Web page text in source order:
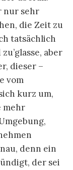
nur sehr
die Zeit zu
tatsächlich
aber
dieser –
vom
kurz um,
mehr
denn ein
der sei